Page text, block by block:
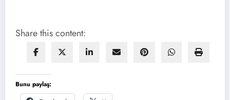
Share this content:
Bunu paylaş: